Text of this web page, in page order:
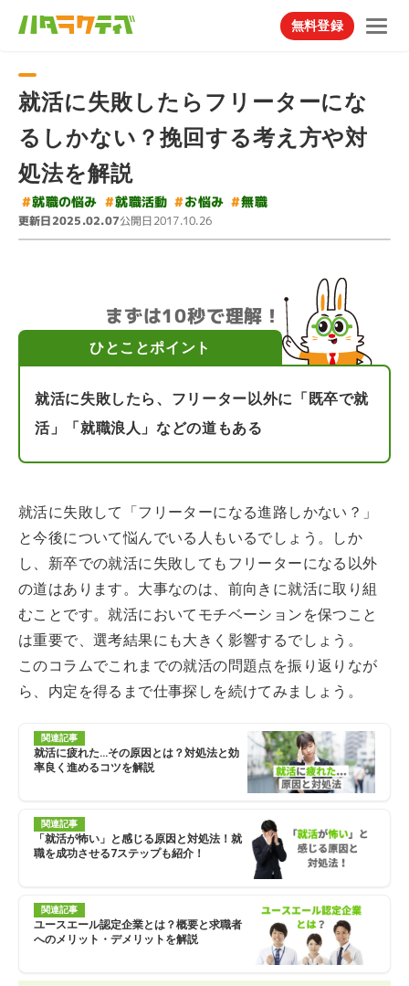
無料登録
就活に失敗したらフリーターにな
るしかない？挽回する考え方や対
処法を解説
#就職の悩み #就職活動 #お悩み #無職
更新日2025.02.07公開日2017.10.26
まずは10秒で理解！
ひとことポイント
就活に失敗したら、フリーター以外に「既卒で就
活」「就職浪人」などの道もある
就活に失敗して「フリーターになる進路しかない？」
と今後について悩んでいる人もいるでしょう。しか
し、新卒での就活に失敗してもフリーターになる以外
の道はあります。大事なのは、前向きに就活に取り組
むことです。就活においてモチベーションを保つこと
は重要で、選考結果にも大きく影響するでしょう。
このコラムでこれまでの就活の問題点を振り返りなが
ら、内定を得るまで仕事探しを続けてみましょう。
関連記事
就活に疲れた…その原因とは？対処法と効
率良く進めるコツを解説
関連記事
「就活が怖い」と感じる原因と対処法！就
職を成功させる7ステップも紹介！
関連記事
ユースエール認定企業とは？概要と求職者
へのメリット・デメリットを解説